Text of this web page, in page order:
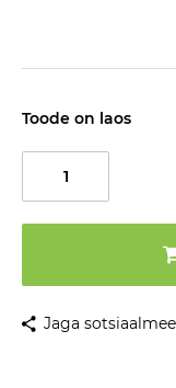
Toode on laos
Jaga